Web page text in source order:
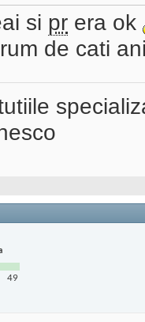
si pr era ok
de cati
49